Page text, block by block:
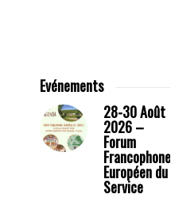
Evénements
28-30 Août
2026 –
Forum
Francophone
Européen du
Service